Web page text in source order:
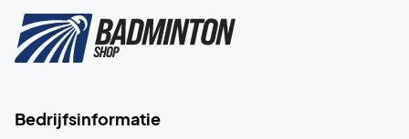
Bedrijfsinformatie